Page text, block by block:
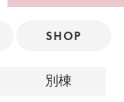
SHOP
別棟